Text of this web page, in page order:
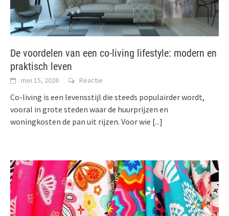
De voordelen van een co-living lifestyle: modern en
praktisch leven
mei 15, 2026 Reactie
Co-living is een levensstijl die steeds populairder wordt,
vooral in grote steden waar de huurprijzen en
woningkosten de pan uit rijzen. Voor wie [...]